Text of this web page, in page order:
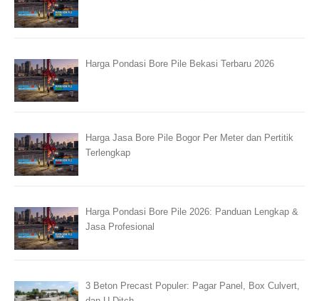
Harga Pondasi Bore Pile Bekasi Terbaru 2026
Harga Jasa Bore Pile Bogor Per Meter dan Pertitik
Terlengkap
Harga Pondasi Bore Pile 2026: Panduan Lengkap &
Jasa Profesional
3 Beton Precast Populer: Pagar Panel, Box Culvert,